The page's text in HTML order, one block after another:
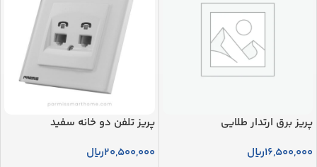
پریز برق ارتدار طلایی
16,500,000ریال
پریز تلفن دو خانه سفید
20,500,000ریال